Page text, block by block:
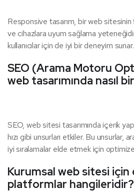
Responsive tasarım, bir web sitesinin
ve cihazlara uyum sağlama
kullanıcılar için de iyi bir deneyim sunar.
SEO (Arama Motoru
web tasarımında nasıl
SEO, web sitesi tasarımında içerik
hızı gibi unsurları etkiler. Bu unsurlar,
iyi sıralamalar elde etmek için
Kurumsal web sitesi için
platformlar hangileridir?